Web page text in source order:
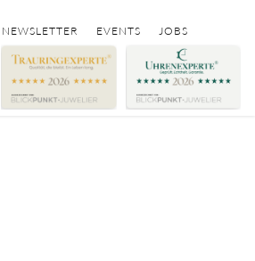
NEWSLETTER EVENTS JOBS